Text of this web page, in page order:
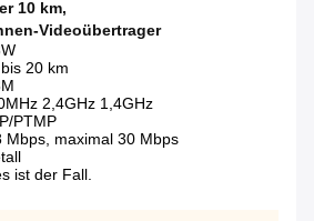
10 km,
Videoübertrager
20 km
2,4GHz 1,4GHz
PTMP
Mbps, maximal 30 Mbps
ist der Fall.